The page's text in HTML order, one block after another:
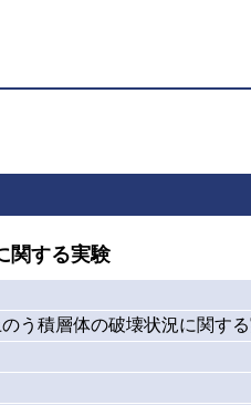
関する実験
う積層体の破壊状況に関す